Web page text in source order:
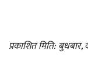
प्रकाशित मिति: